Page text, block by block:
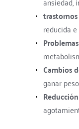
reducida
Cambios
ganar peso